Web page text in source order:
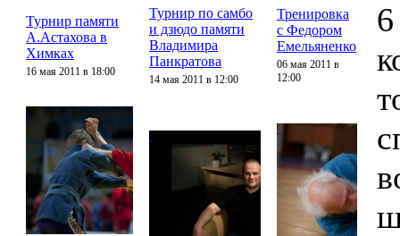
Турнир памяти
А.Астахова в
Химках
16 мая 2011 в 18:00
Турнир по самбо
и дзюдо памяти
Владимира
Панкратова
14 мая 2011 в 12:00
Тренировка
с Федором
Емельяненко
06 мая 2011 в
12:00